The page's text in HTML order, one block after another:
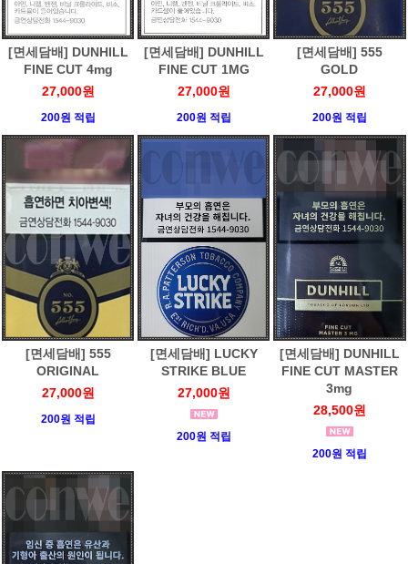
[면세담배] DUNHILL
FINE CUT 4mg
27,000원
200원 적립
[면세담배] DUNHILL
FINE CUT 1MG
27,000원
200원 적립
[면세담배] 555
GOLD
27,000원
200원 적립
[면세담배] 555
ORIGINAL
27,000원
200원 적립
[면세담배] LUCKY
STRIKE BLUE
27,000원
200원 적립
[면세담배] DUNHILL
FINE CUT MASTER
3mg
28,500원
200원 적립